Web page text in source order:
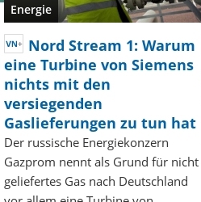
Energie
Nord Stream 1: Warum
eine Turbine von Siemens
nichts mit den
versiegenden
Gaslieferungen zu tun hat
Der russische Energiekonzern
Gazprom nennt als Grund für nicht
geliefertes Gas nach Deutschland